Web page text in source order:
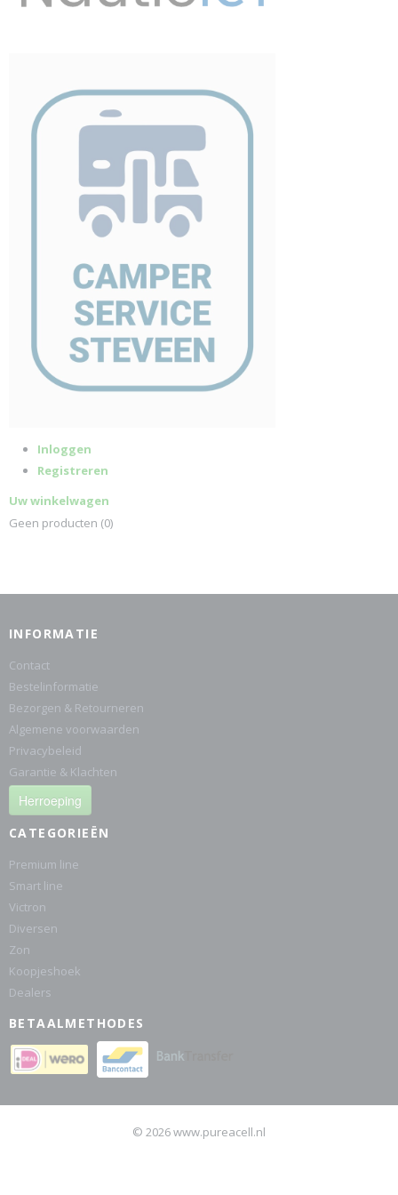
Inloggen
Registreren
Uw winkelwagen
Geen producten (0)
INFORMATIE
Contact
Bestelinformatie
Bezorgen & Retourneren
Algemene voorwaarden
Privacybeleid
Garantie & Klachten
Herroeping
CATEGORIEËN
Premium line
Smart line
Victron
Diversen
Zon
Koopjeshoek
Dealers
BETAALMETHODES
© 2026 www.pureacell.nl